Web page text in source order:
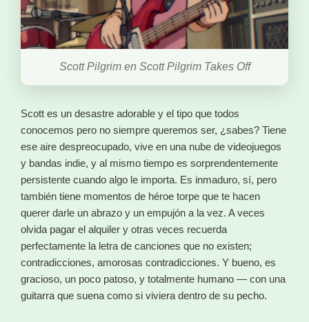
Scott Pilgrim en Scott Pilgrim Takes Off
Scott es un desastre adorable y el tipo que todos
conocemos pero no siempre queremos ser, ¿sabes? Tiene
ese aire despreocupado, vive en una nube de videojuegos
y bandas indie, y al mismo tiempo es sorprendentemente
persistente cuando algo le importa. Es inmaduro, sí, pero
también tiene momentos de héroe torpe que te hacen
querer darle un abrazo y un empujón a la vez. A veces
olvida pagar el alquiler y otras veces recuerda
perfectamente la letra de canciones que no existen;
contradicciones, amorosas contradicciones. Y bueno, es
gracioso, un poco patoso, y totalmente humano — con una
guitarra que suena como si viviera dentro de su pecho.